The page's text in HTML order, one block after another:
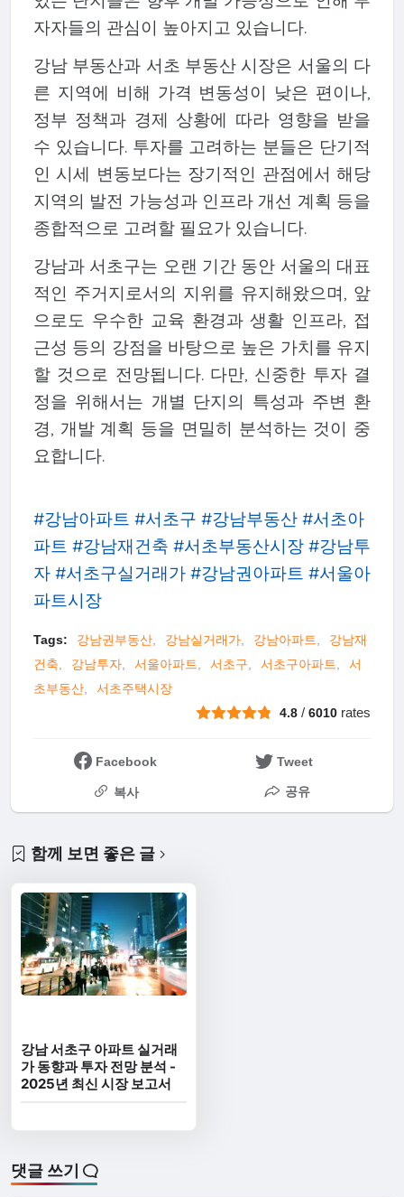
자자들의 관심이 높아지고 있습니다.
강남 부동산과 서초 부동산 시장은 서울의 다
른 지역에 비해 가격 변동성이 낮은 편이나,
정부 정책과 경제 상황에 따라 영향을 받을
수 있습니다. 투자를 고려하는 분들은 단기적
인 시세 변동보다는 장기적인 관점에서 해당
지역의 발전 가능성과 인프라 개선 계획 등을
종합적으로 고려할 필요가 있습니다.
강남과 서초구는 오랜 기간 동안 서울의 대표
적인 주거지로서의 지위를 유지해왔으며, 앞
으로도 우수한 교육 환경과 생활 인프라, 접
근성 등의 강점을 바탕으로 높은 가치를 유지
할 것으로 전망됩니다. 다만, 신중한 투자 결
정을 위해서는 개별 단지의 특성과 주변 환
경, 개발 계획 등을 면밀히 분석하는 것이 중
요합니다.
#강남아파트 #서초구 #강남부동산 #서초아
파트 #강남재건축 #서초부동산시장 #강남투
자 #서초구실거래가 #강남권아파트 #서울아
파트시장
Tags: 강남권부동산 강남실거래가 강남아파트
강남재
건축
강남투자 서울아파트 서초구 서초구아파트
서
초부동산
서초주택시장
4.8 /6010 rates
Facebook Tweet
복사 공유
함께 보면 좋은 글
강남 서초구 아파트 실거래
가 동향과 투자 전망 분석 -
2025년 최신 시장 보고서
댓글 쓰기